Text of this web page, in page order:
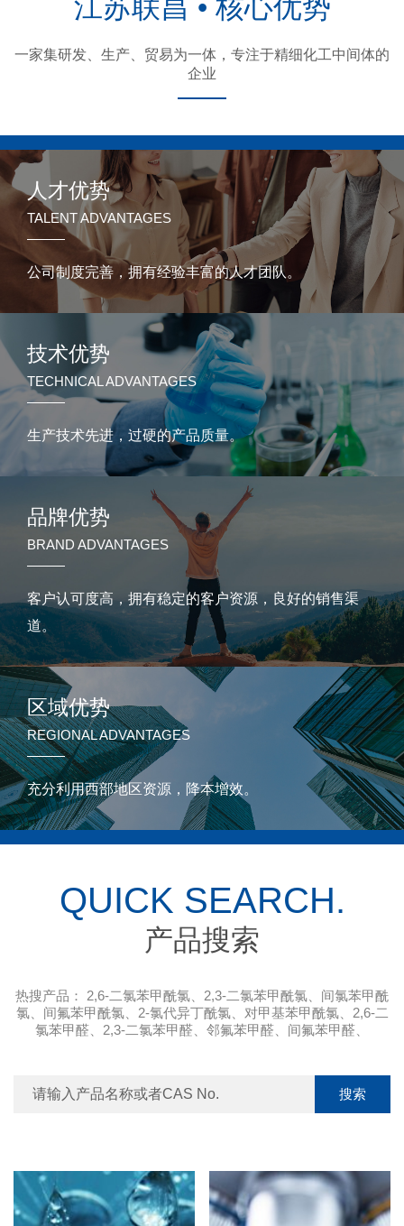
江苏联昌 • 核心优势
一家集研发、生产、贸易为一体，专注于精细化工中间体的
企业
人才优势
TALENT ADVANTAGES
公司制度完善，拥有经验丰富的人才团队。
技术优势
TECHNICAL ADVANTAGES
生产技术先进，过硬的产品质量。
品牌优势
BRAND ADVANTAGES
客户认可度高，拥有稳定的客户资源，良好的销售渠
道。
区域优势
REGIONAL ADVANTAGES
充分利用西部地区资源，降本增效。
QUICK SEARCH.
产品搜索
热搜产品： 2,6-二氯苯甲酰氯 2,3-二氯苯甲酰氯
间氯苯甲酰
氯、 间氟苯甲酰氯、 2-氯代异丁酰氯、 对甲基苯甲酰氯、 2,6-二
氯苯甲醛
2,3-二氯苯甲醛 邻氟苯甲醛 间氟苯甲醛